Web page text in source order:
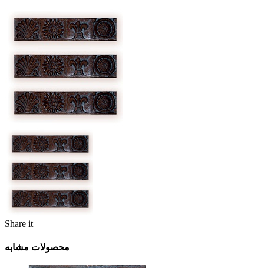
Share it
محصولات مشابه